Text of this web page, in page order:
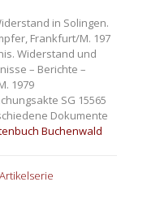
in Solingen.
Frankfurt/M. 197
Widerstand und
– Berichte –
1979
SG 15565
Dokumente
Buchenwald